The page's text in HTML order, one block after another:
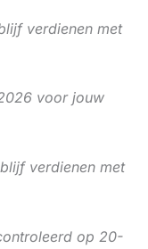
verdienen met
voor jouw
verdienen met
op 20-